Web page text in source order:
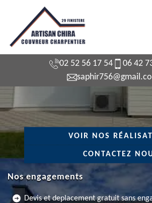
02 52 56 17 54
06 42
VOIR NOS
CONTACTEZ
Nos engagements
Devis et deplacement gratuit sans